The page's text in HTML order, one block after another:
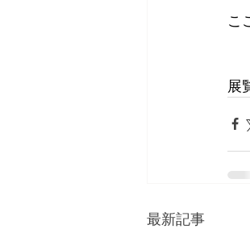
こ
展
最新記事